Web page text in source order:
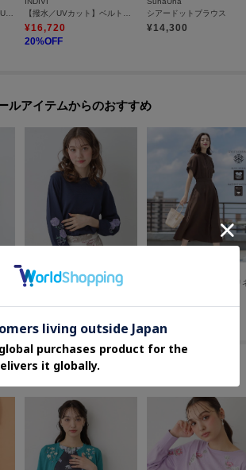
¥16,720
20%OFF
シアードットブラウス
¥14,300
ルアイテムからのおすすめ
SunaUna
40%OFF
30%OFF
やかな刺繍デザインアイテム